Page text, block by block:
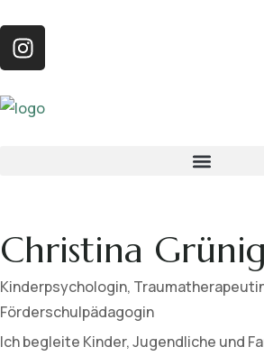
Christina
Kinderpsychologin,
Förderschulpädagogin
Ich begleite Kinder, Jugendliche und